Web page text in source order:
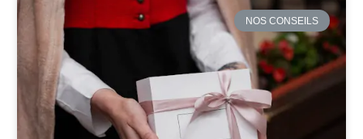
NOS CONSEILS